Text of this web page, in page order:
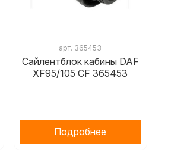
арт. 365453
Сайлентблок кабины DAF
XF95/105 CF 365453
Подробнее